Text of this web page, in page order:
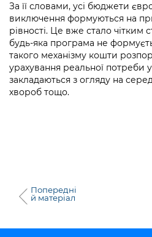
За її словами, усі бюджети
виключення формуються на
рівності. Це вже стало чітким
будь-яка програма не
такого механізму кошти
урахування реальної потреби
закладаються з огляду на
хвороб тощо.
Попередні
й матеріал